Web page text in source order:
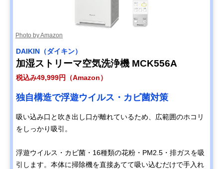
Photo by Amazon
DAIKIN（ダイキン）
加湿ストリーマ空気洗浄機 MCK556A
税込み49,999円（Amazon）
独自構造で浮遊ウイルス・カビ菌対策
吸い込み口と吹き出し口が離れているため、広範囲のホコリ
をしっかり吸引。
浮遊ウイルス・カビ菌・16種類の花粉・PM2.5・排ガスを吸
引します。本体に掃除機を直接あてて吸い込むだけで手入れ